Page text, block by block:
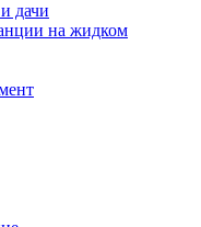
дачи
на жидком